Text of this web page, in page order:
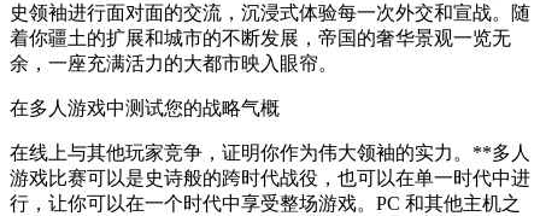
史领袖进行面对面的交流，沉浸式体验每一次外交和宣战。随
着你疆土的扩展和城市的不断发展，帝国的奢华景观一览无
余，一座充满活力的大都市映入眼帘。
在多人游戏中测试您的战略气概
在线上与其他玩家竞争，证明你作为伟大领袖的实力。**多人
游戏比赛可以是史诗般的跨时代战役，也可以在单一时代中进
行，让你可以在一个时代中享受整场游戏。PC 和其他主机之